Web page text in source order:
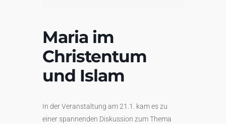
Maria im
Christentum
und Islam
In der Veranstaltung am 21.1. kam es zu
einer spannenden Diskussion zum Thema